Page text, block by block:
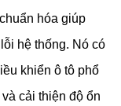
hóa giúp
hệ thống. Nó có
khiển ô tô phổ
cải thiện độ ổn